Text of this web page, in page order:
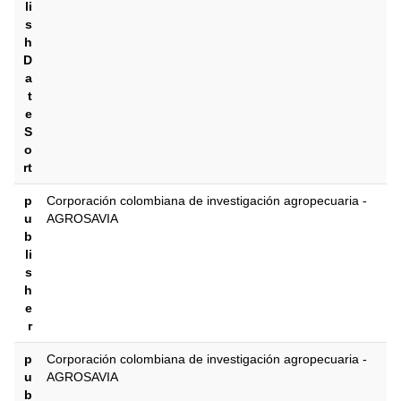
li
s
h
D
a
t
e
S
o
rt
p
u
b
li
s
h
e
r
Corporación colombiana de investigación agropecuaria -
AGROSAVIA
p
u
b
Corporación colombiana de investigación agropecuaria -
AGROSAVIA